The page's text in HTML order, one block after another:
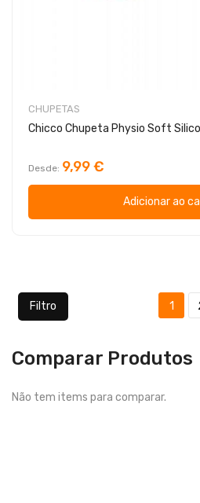
CHUPETAS
Chicco Chupeta Physio Soft
Desde 9,99 €
Adicionar ao
Filtro 1
Comparar Produtos
Não tem items para comparar.